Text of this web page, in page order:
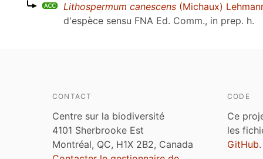
Lithospermum canescens (Michaux)
d'espèce sensu FNA Ed. Comm., in prep. h.
CONTACT
Centre sur la biodiversité
4101 Sherbrooke Est
Montréal, QC, H1X 2B2, Canada
CODE
Ce
les
GitHub.